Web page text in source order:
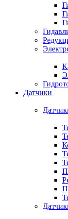
Датчики